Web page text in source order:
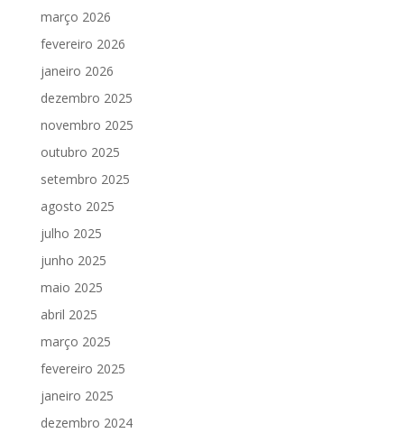
março 2026
fevereiro 2026
janeiro 2026
dezembro 2025
novembro 2025
outubro 2025
setembro 2025
agosto 2025
julho 2025
junho 2025
maio 2025
abril 2025
março 2025
fevereiro 2025
janeiro 2025
dezembro 2024